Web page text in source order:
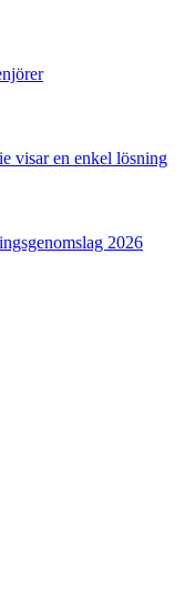
visar en enkel lösning
2026